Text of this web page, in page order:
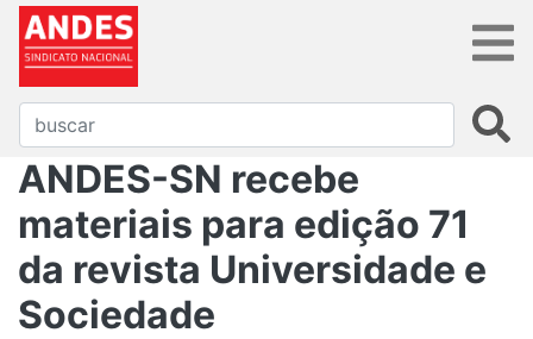
ANDES-SN recebe
materiais para edição 71
da revista Universidade e
Sociedade